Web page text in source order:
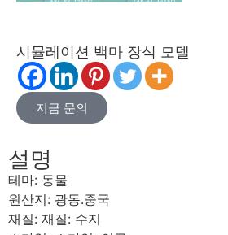
시뮬레이션 백마 장식 모델
지금 문의
설명
테마: 동물
원산지: 광동.중국
재질: 재질: 수지